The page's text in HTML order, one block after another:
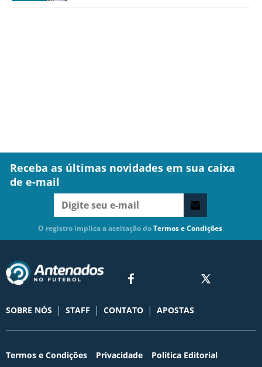
Receba as últimas novidades em sua caixa
de e-mail
O registro implica a aceitação doTermos e Condições
SOBRE NÓS | STAFF | CONTATO | APOSTAS
Termos e Condições Privacidade
Política Editorial